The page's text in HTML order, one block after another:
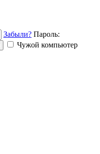
Забыли? Пароль:
Чужой компьютер